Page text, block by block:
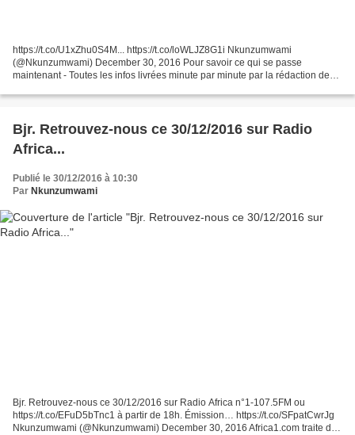
https://t.co/U1xZhu0S4M... https://t.co/loWLJZ8G1i Nkunzumwami
(@Nkunzumwami) December 30, 2016 Pour savoir ce qui se passe
maintenant - Toutes les infos livrées minute par minute par la rédaction de
Bjr. Retrouvez-nous ce 30/12/2016 sur Radio
Africa...
Publié le 30/12/2016 à 10:30
Par Nkunzumwami
Bjr. Retrouvez-nous ce 30/12/2016 sur Radio Africa n°1-107.5FM ou
https://t.co/EFuD5bTnc1 à partir de 18h. Émission… https://t.co/SFpatCwrJg
Nkunzumwami (@Nkunzumwami) December 30, 2016 Africa1.com traite de